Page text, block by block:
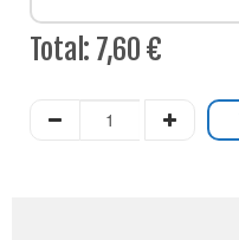
Total: 7,60 €